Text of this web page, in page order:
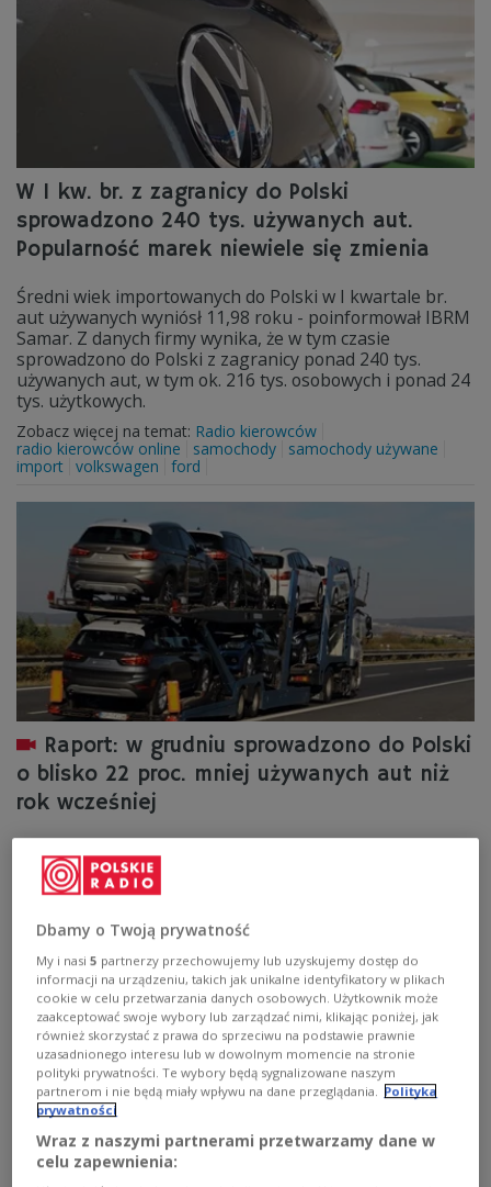
W I kw. br. z zagranicy do Polski
sprowadzono 240 tys. używanych aut.
Popularność marek niewiele się zmienia
Średni wiek importowanych do Polski w I kwartale br.
aut używanych wyniósł 11,98 roku - poinformował IBRM
Samar. Z danych firmy wynika, że w tym czasie
sprowadzono do Polski z zagranicy ponad 240 tys.
używanych aut, w tym ok. 216 tys. osobowych i ponad 24
tys. użytkowych.
Zobacz więcej na temat: Radio kierowców
radio kierowców online
samochody
samochody używane
import volkswagen ford
Raport: w grudniu sprowadzono do Polski
o blisko 22 proc. mniej używanych aut niż
rok wcześniej
W grudniu ub.r. zarejestrowano w Polsce niespełna 55
tys. sprowadzonych z zagranicy używanych samochodów
do 3,5 t, tj. spadek o blisko 22 proc. rok do roku - podał
ponad 772 tys. takich aut, co oznacza spadek na
przestrzeni roku o 17,8 proc.
Zobacz więcej na temat:kierowca
kierowcy
Radio kierowców motoryzacja samochody import
sprzedaż Polskie Radio Kierowców
Polskie Radio
samochód Niemcy ŚWIAT GOSPODARKA finanse
audi
volkswagen bmw ford Francja Belgia Holandia
USA
Włochy
Szwajcaria społeczeństwo STYL ŻYCIA
Dbamy o Twoją prywatność
My i nasi5 partnerzy przechowujemy lub uzyskujemy dostęp do
informacji na urządzeniu, takich jak unikalne identyfikatory w plikach
cookie w celu przetwarzania danych osobowych. Użytkownik może
zaakceptować swoje wybory lub zarządzać nimi, klikając poniżej, jak
również skorzystać z prawa do sprzeciwu na podstawie prawnie
uzasadnionego interesu lub w dowolnym momencie na stronie
polityki prywatności. Te wybory będą sygnalizowane naszym
partnerom i nie będą miały wpływu na dane przeglądania. Polityka
prywatności
Wraz z naszymi partnerami przetwarzamy dane w
celu zapewnienia: